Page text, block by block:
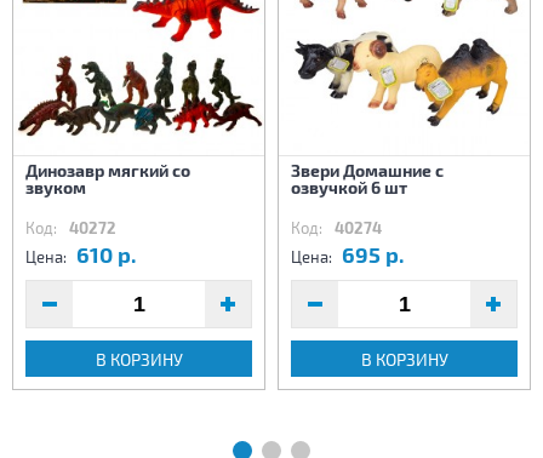
Динозавр мягкий со
звуком
Код: 40272
Цена: 610 р.
В КОРЗИНУ
Звери Домашние с
озвучкой 6 шт
Код: 40274
Цена: 695 р.
В КОРЗИНУ